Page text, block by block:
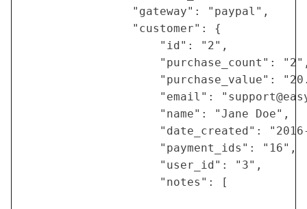
                "gateway": "paypal",
                "customer": {
                    "id": "2",
"purchase_count":
"purchase_value":
                    "email": "
                    "name": "Jane Doe",
"date_created":
                    "payment_ids": "16",
                    "user_id": "3",
                    "notes": [